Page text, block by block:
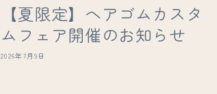
【夏限定】ヘアゴムカスタ
ムフェア開催のお知らせ
2026年7月9日